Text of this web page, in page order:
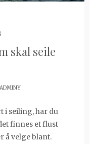
skal seile
ADMINY
i seiling, har du
finnes et flust
å velge blant.